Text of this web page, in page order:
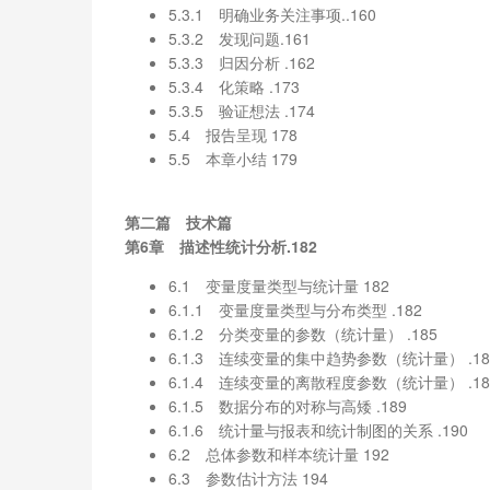
5.3.1 明确业务关注事项..160
5.3.2 发现问题.161
5.3.3 归因分析 .162
5.3.4 化策略 .173
5.3.5 验证想法 .174
5.4 报告呈现 178
5.5 本章小结 179
第二篇 技术篇
第6章 描述性统计分析.182
6.1 变量度量类型与统计量 182
6.1.1 变量度量类型与分布类型 .182
6.1.2 分类变量的参数（统计量） .185
6.1.3 连续变量的集中趋势参数（统计量）
6.1.4 连续变量的离散程度参数（统计量）
6.1.5 数据分布的对称与高矮 .189
6.1.6 统计量与报表和统计制图的关系 .190
6.2 总体参数和样本统计量 192
6.3 参数估计方法 194